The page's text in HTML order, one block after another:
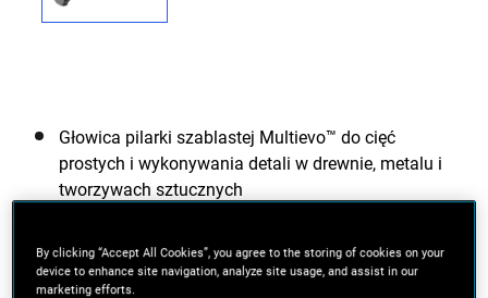
Głowica pilarki szablastej Multievo™ do cięć
prostych i wykonywania detali w drewnie, metalu i
tworzywach sztucznych
suwów zapewniający maksymalną kontrolę w
każdym zastosowaniu
By clicking “Accept All Cookies”, you agree to the storing of cookies on your
device to enhance site navigation, analyze site usage, and assist in our
marketing efforts.